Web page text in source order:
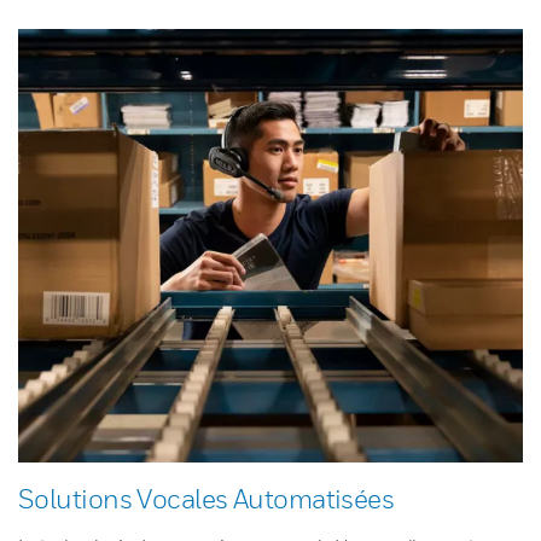
Solutions Vocales Automatisées